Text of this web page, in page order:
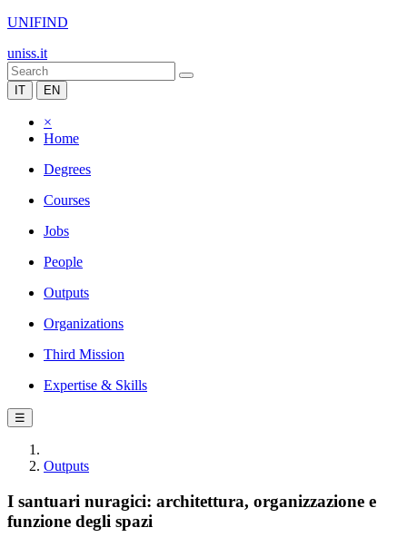
UNIFIND
uniss.it
IT EN
×
Home
Degrees
Courses
Jobs
People
Outputs
Organizations
Third Mission
Expertise & Skills
☰
Outputs
I santuari nuragici: architettura, organizzazione e
funzione degli spazi